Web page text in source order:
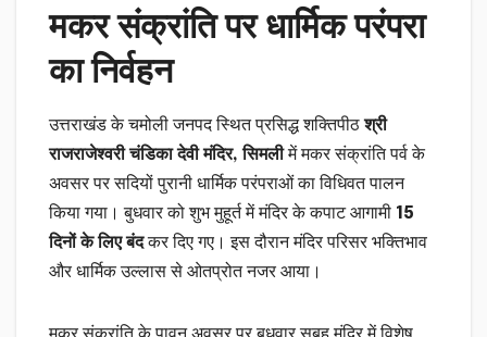
मकर संक्रांति पर धार्मिक परंपरा
का निर्वहन
उत्तराखंड के चमोली जनपद स्थित प्रसिद्ध शक्तिपीठश्री
राजराजेश्वरी चंडिका देवी मंदिर, सिमलीमें मकर संक्रांति पर्व के
अवसर पर सदियों पुरानी धार्मिक परंपराओं का विधिवत पालन
किया गया। बुधवार को शुभ मुहूर्त में मंदिर के कपाट आगामी 15
दिनों के लिए बंदकर दिए गए। इस दौरान मंदिर परिसर भक्तिभाव
और धार्मिक उल्लास से ओतप्रोत नजर आया।